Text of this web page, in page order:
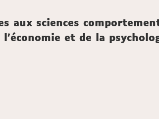
aux sciences
et de la